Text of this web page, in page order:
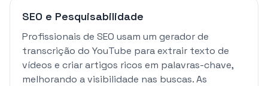
SEO e Pesquisabilidade
Profissionais de SEO usam um gerador de
transcrição do YouTube para extrair texto de
vídeos e criar artigos ricos em palavras-chave,
melhorando a visibilidade nas buscas. As